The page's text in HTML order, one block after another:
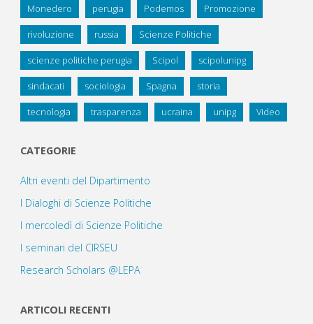
Monedero perugia Podemos Promozione
rivoluzione russia Scienze Politiche
scienze politiche perugia Scipol scipolunipg
sindacati sociologia Spagna storia
tecnologia trasparenza ucraina unipg Video
CATEGORIE
Altri eventi del Dipartimento
I Dialoghi di Scienze Politiche
I mercoledì di Scienze Politiche
I seminari del CIRSEU
Research Scholars @LEPA
ARTICOLI RECENTI